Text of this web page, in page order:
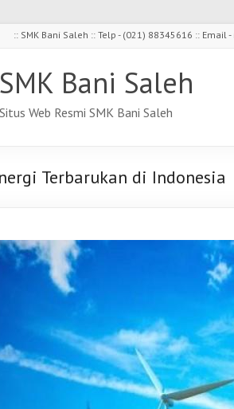
:: SMK Bani Saleh :: Telp - (021) 88345616 ::
SMK Bani Saleh
Situs Web Resmi SMK Bani Saleh
Terbarukan di Indonesia